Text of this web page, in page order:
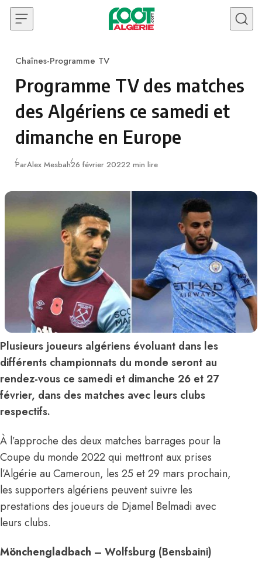
Skip to content
Category
Chaînes-Programme TV
Programme TV des matches
des Algériens ce samedi et
dimanche en Europe
ParAlex MesbahPublié
26 février 20222 min lire
Plusieurs joueurs algériens évoluant dans les
différents championnats du monde seront au
rendez-vous ce samedi et dimanche 26 et 27
février, dans des matches avec leurs clubs
respectifs.
À l’approche des deux matches barrages pour la
Coupe du monde 2022 qui mettront aux prises
l’Algérie au Cameroun, les 25 et 29 mars prochain,
les supporters algériens peuvent suivre les
prestations des joueurs de Djamel Belmadi avec
leurs clubs.
Mönchengladbach – Wolfsburg (Bensbaini)